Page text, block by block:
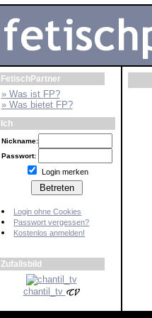
FetischPartner
» Was ist FP?
» Was bietet FP?
Ich
Nickname:
Passwort:
Login merken
Login ohne Cookies
Passwort vergessen?
Kostenlos anmelden!
Zufallsbild
chantil_tv